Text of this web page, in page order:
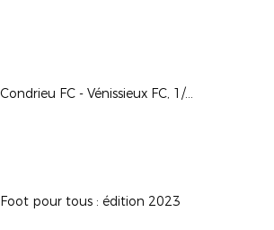
Condrieu FC - Vénissieux FC, 1/2 finale Coupe LAuRAFoot Futsal GV
Foot pour tous : édition 2023